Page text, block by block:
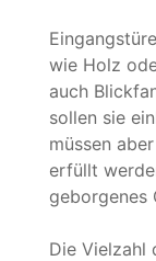
wie Holz
auch
sollen sie
müssen
erfüllt
geborgenes
Die Vielzahl